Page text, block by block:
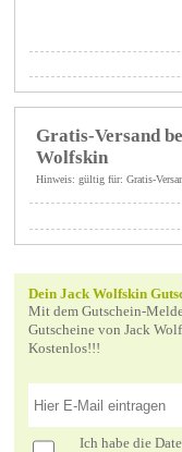
Gratis-Versand
Wolfskin
Hinweis: gültig für: Gratis-
Dein Jack Wolfskin
Mit dem Gutschein-
Gutscheine von Jack
Kostenlos!!!
Ich habe die